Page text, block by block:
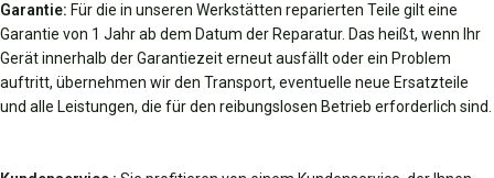
Garantie: Für die in unseren Werkstätten reparierten Teile gilt eine
Garantie von 1 Jahr ab dem Datum der Reparatur. Das heißt, wenn Ihr
Gerät innerhalb der Garantiezeit erneut ausfällt oder ein Problem
auftritt, übernehmen wir den Transport, eventuelle neue Ersatzteile
und alle Leistungen, die für den reibungslosen Betrieb erforderlich sind.